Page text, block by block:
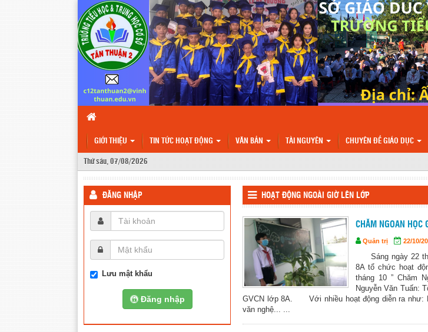
GIỚI THIỆU TIN TỨC HOẠT ĐỘNG VĂN BẢN TÀI NGUYÊN CHUYÊN ĐỀ GIÁO DỤC
Thứ sáu, 07/08/2026
HOẠT ĐỘNG NGOÀI GIỜ LÊN LỚP
CHĂM NGOAN HỌC
Quản trị 22/10/
Sáng ngày 22
8A tổ chức hoạt
tháng 10 ” Chăm
Nguyễn Văn Tuấn:
GVCN lớp 8A. Với nhiều hoạt động diễn ra như:
văn nghệ... ...
ĐĂNG NHẬP
Lưu mật khẩu
Đăng nhập